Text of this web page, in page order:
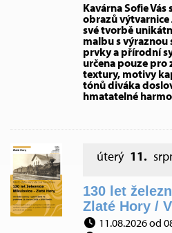
Kavárna Sofie
obrazů
své tvorbě
malbu s
prvky a přírodní
určena pouze pro
textury, motivy
tónů diváka
hmatatelné
úterý 11.
130 let
Zlaté Hory /
11.08.2026 od